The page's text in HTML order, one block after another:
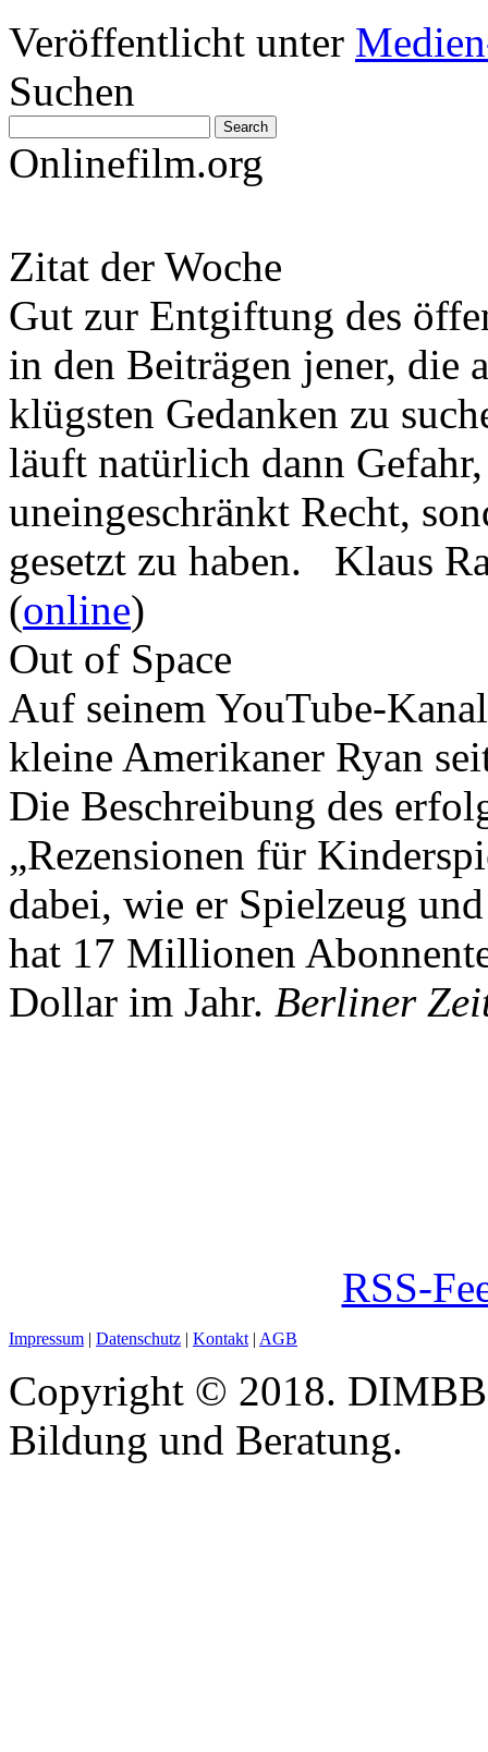
Veröffentlicht unter
Suchen
Onlinefilm.org
Zitat der Woche
Gut zur Entgiftung des
in den Beiträgen jener, die
klügsten Gedanken zu
läuft natürlich dann
uneingeschränkt Recht,
gesetzt zu haben. Klaus
(online)
Out of Space
Auf seinem YouTube-
kleine Amerikaner Ryan
Die Beschreibung des
„Rezensionen für
dabei, wie er Spielzeug
hat 17 Millionen
Dollar im Jahr. Berliner
RSS-
Impressum | Datenschutz | Kontakt | AGB
Copyright © 2018.
Bildung und Beratung.